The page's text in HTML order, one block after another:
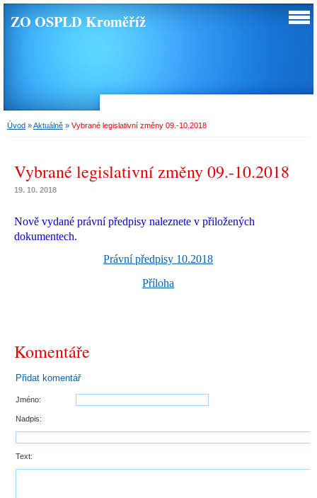
ZO OSPLD Kroměříž
Úvod »Aktuálně » Vybrané legislativní změny 09.-10.2018
Vybrané legislativní změny 09.-10.2018
19. 10. 2018
Nově vydané právní předpisy naleznete v přiložených
dokumentech.
Právní předpisy 10.2018
Příloha
Komentáře
Přidat komentář
Jméno:
Nadpis:
Text: